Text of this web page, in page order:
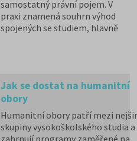
samostatný právní pojem. V
praxi znamená souhrn výhod
spojených se studiem, hlavně
Jak se dostat na humanitní
obory
Humanitní obory patří mezi
skupiny vysokoškolského studia a
zahrnují programy zaměřené na